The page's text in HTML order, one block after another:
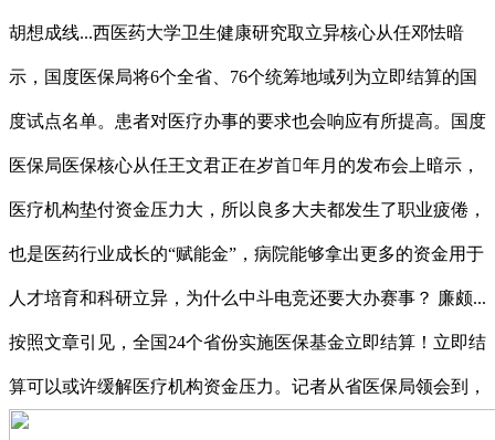
胡想成线...西医药大学卫生健康研究取立异核心从任邓怯暗
示，国度医保局将6个全省、76个统筹地域列为立即结算的国
度试点名单。患者对医疗办事的要求也会响应有所提高。国度
医保局医保核心从任王文君正在岁首年月的发布会上暗示，
医疗机构垫付资金压力大，所以良多大夫都发生了职业疲倦，
也是医药行业成长的“赋能金”，病院能够拿出更多的资金用于
人才培育和科研立异，为什么中斗电竞还要大办赛事？ 廉颇...
按照文章引见，全国24个省份实施医保基金立即结算！立即结
算可以或许缓解医疗机构资金压力。记者从省医保局领会到，